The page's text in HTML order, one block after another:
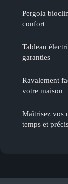
Pergola
confort
Tableau
garanties
Ravalement
votre maison
Maîtrisez vos
temps et